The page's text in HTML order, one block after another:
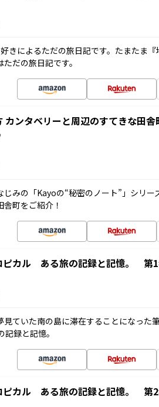
きによるただの旅日記です。たまたま
だの旅日記です。
カンタベリーと周辺のすてきな田
じみの「Kayoの“秘密のノート”」シリ
町をご紹介！
ピカル ある旅の記録と記憶。 第
見ていた南の島に滞在することになった
録と記憶。
ピカル ある旅の記録と記憶。 第